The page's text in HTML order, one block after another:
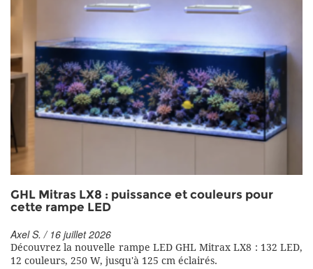
GHL Mitras LX8 : puissance et couleurs pour
cette rampe LED
Axel S. / 16 juillet 2026
Découvrez la nouvelle rampe LED GHL Mitrax LX8 : 132 LED,
12 couleurs, 250 W, jusqu'à 125 cm éclairés.